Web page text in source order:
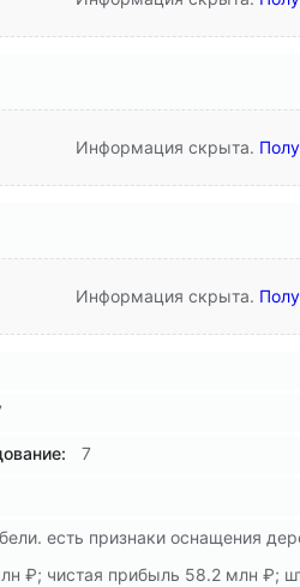
Информация скрыта.
Информация скрыта.
7
есть признаки оснащения
₽; чистая прибыль 58.2 млн ₽;